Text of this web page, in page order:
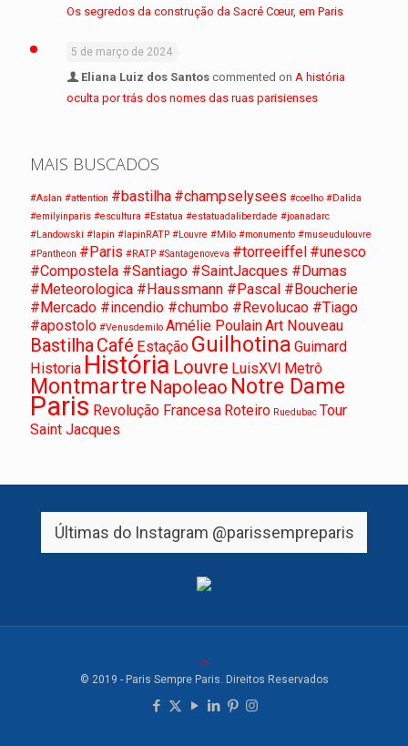
Os segredos da construção da Sacré Cœur, em Paris
5 de março de 2024
Eliana Luiz dos Santos commented on A história
oculta por trás dos nomes das ruas parisienses
MAIS BUSCADOS
#Aslan #attention #bastilha #champselysees #coelho #Dalida
#emilyinparis #escultura #Estatua #estatuadaliberdade #joanadarc
#Landowski #lapin #lapinRATP #Louvre #Milo #monumento #museudulouvre
#Pantheon #Paris #RATP #Santagenoveva #torreeiffel #unesco
#Compostela #Santiago #SaintJacques #Dumas
#Meteorologica #Haussmann #Pascal #Boucherie
#Mercado #incendio #chumbo #Revolucao #Tiago
#apostolo #Venusdemilo Amélie PoulainArt Nouveau
Bastilha Café Estação Guilhotina Guimard
Historia História Louvre LuisXVI Metrô
Montmartre Napoleao Notre Dame
Paris Revolução Francesa Roteiro Ruedubac Tour
Saint Jacques
Últimas do Instagram @parissempreparis
© 2019 - Paris Sempre Paris. Direitos Reservados